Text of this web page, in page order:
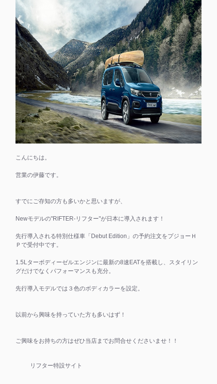
こんにちは。
営業の伊藤です。
すでにご存知の方も多いかと思いますが、
Newモデルの"RIFTER-リフター"が日本に導入されます！
先行導入される特別仕様車「Debut Edition」の予約注文をプジョーＨ
Ｐで受付中です。
1.5Lターボディーゼルエンジンに最新の8速EATを搭載し、スタイリン
グだけでなくパフォーマンスも充分。
先行導入モデルでは３色のボディカラーを設定。
以前から興味を持っていた方も多いはず！
ご興味をお持ちの方はぜひ当店までお問合せくださいませ！！
リフター特設サイト